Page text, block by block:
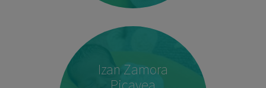
Izan Zamora